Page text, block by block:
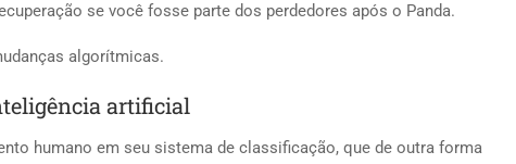
se você fosse parte dos perdedores após o Panda.
algorítmicas.
artificial
humano em seu sistema de classificação, que de outra forma